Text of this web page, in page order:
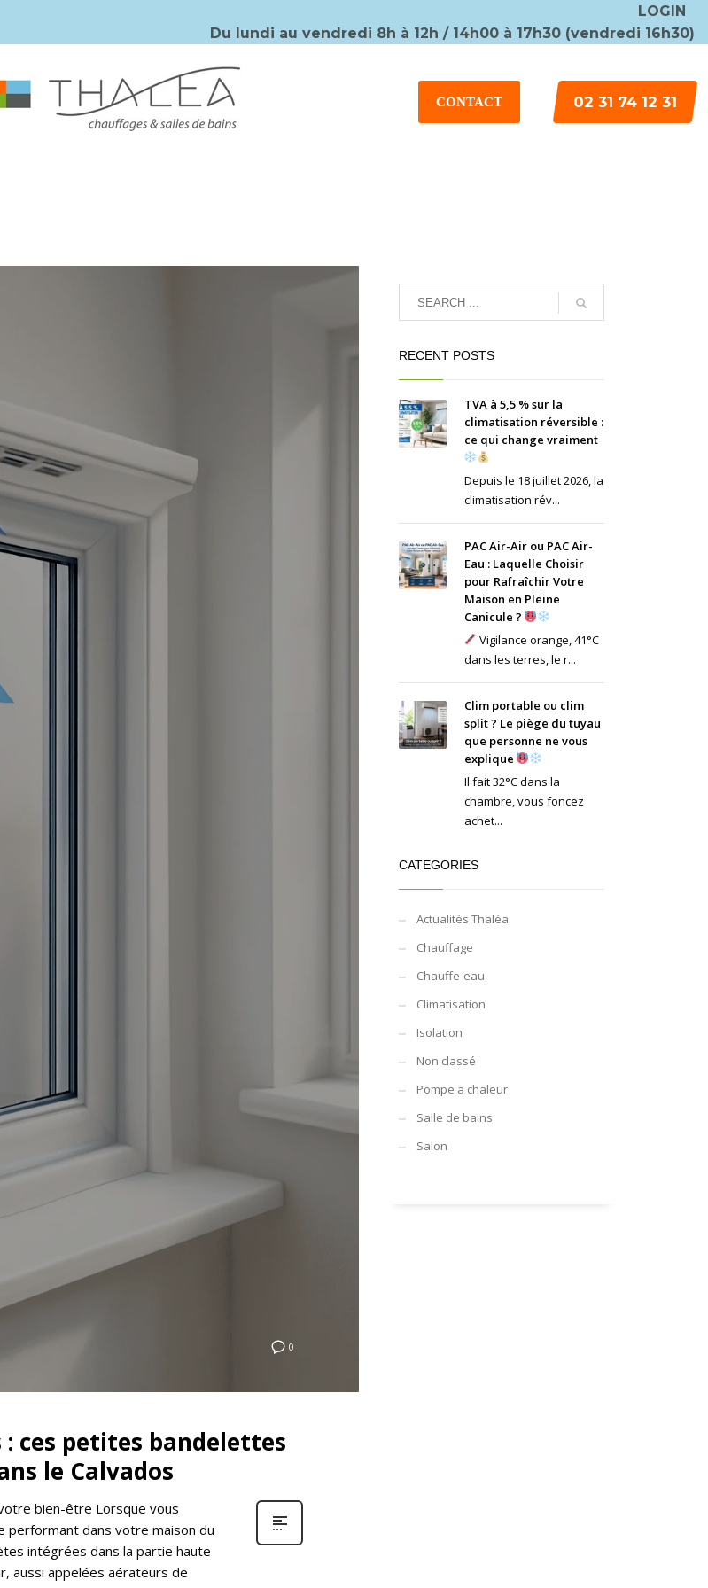
LOGIN
Du lundi au vendredi 8h à 12h / 14h00 à 17h30 (vendredi 16h30)
CONTACT 02 31 74 12 31
0
ces petites bandelettes
le Calvados
bien-être Lorsque vous
performant dans votre maison du
intégrées dans la partie haute
aussi appelées aérateurs de
RECENT POSTS
TVA à 5,5 % sur la
climatisation réversible :
ce qui change vraiment
Depuis le 18 juillet 2026, la
climatisation rév...
PAC Air-Air ou PAC Air-
Eau : Laquelle Choisir
pour Rafraîchir Votre
Maison en Pleine
Canicule ?
Vigilance orange, 41°C
dans les terres, le r...
Clim portable ou clim
split ? Le piège du tuyau
que personne ne vous
explique
Il fait 32°C dans la
chambre, vous foncez
achet...
CATEGORIES
Actualités Thaléa
Chauffage
Chauffe-eau
Climatisation
Isolation
Non classé
Pompe a chaleur
Salle de bains
Salon